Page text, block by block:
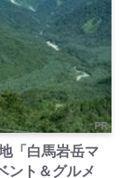
PR
「白馬岩岳マ
ント＆グルメ